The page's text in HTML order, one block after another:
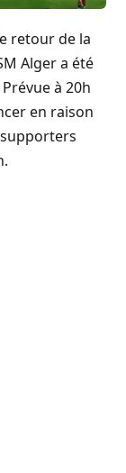
retour de la
Alger a été
à 20h
en raison